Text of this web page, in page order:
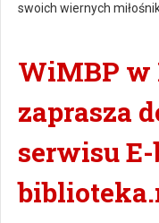
swoich wiernych
WiMBP w
zaprasza
serwisu